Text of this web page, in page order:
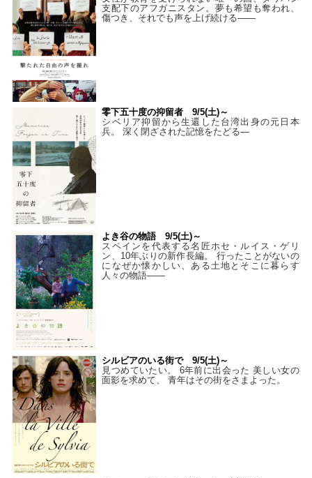
支配下のアフガニスタン。夢も希望も奪われ、
傷つき、それでも声を上げ続ける——
零下五十度の抑留者 9/5(土)～
シベリア抑留から生還した台湾出身の元日本
兵。 深く閉ざされた記憶をたどる—
よき谷の物語 9/5(土)～
スペインを代表する名匠ホセ・ルイス・ゲリ
ン、10年ぶりの新作長編。 行ったことがないの
になぜか懐かしい、ある土地とそこに暮らす
人々の物語――
シルビアのいる街で 9/5(土)～
見つめていたい。 6年前に出会った 美しい女の
面影を求めて、 青年はその街をさまよった。